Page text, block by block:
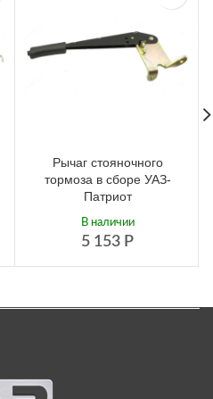
Рычаг стояночного
тормоза в сборе УАЗ-
Патриот
5 153 Р
В наличии